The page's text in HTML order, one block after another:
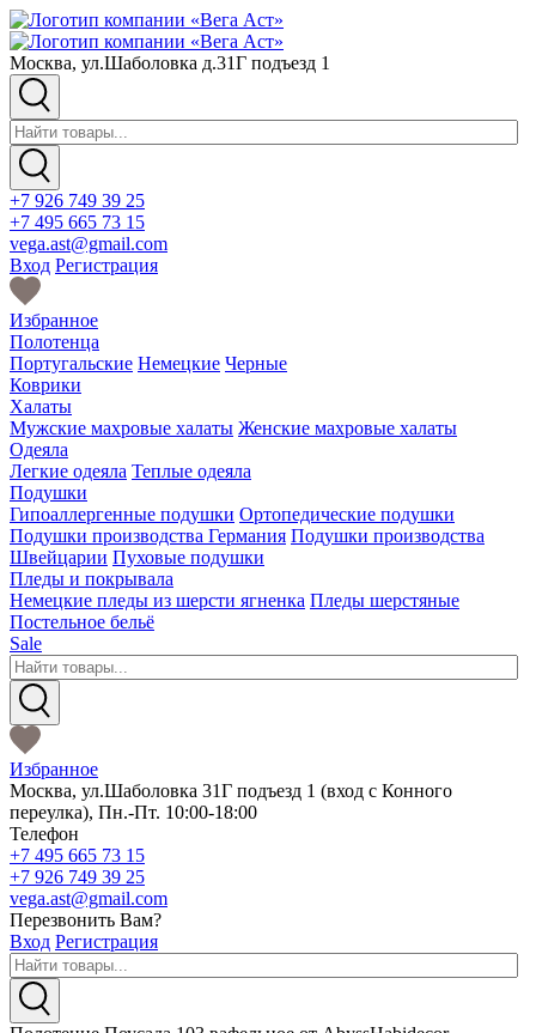
Москва, ул.Шаболовка д.31Г подъезд 1
+7 926 749 39 25
+7 495 665 73 15
vega.ast@gmail.com
Вход Регистрация
Избранное
Полотенца
Португальские Немецкие Черные
Коврики
Халаты
Мужские махровые халаты Женские махровые халаты
Одеяла
Легкие одеяла Теплые одеяла
Подушки
Гипоаллергенные подушки Ортопедические подушки
Подушки производства Германия Подушки производства
Швейцарии Пуховые подушки
Пледы и покрывала
Немецкие пледы из шерсти ягненка Пледы шерстяные
Постельное бельё
Sale
Избранное
Москва, ул.Шаболовка 31Г подъезд 1 (вход с Конного
переулка), Пн.-Пт. 10:00-18:00
Телефон
+7 495 665 73 15
+7 926 749 39 25
vega.ast@gmail.com
Перезвонить Вам?
Вход Регистрация